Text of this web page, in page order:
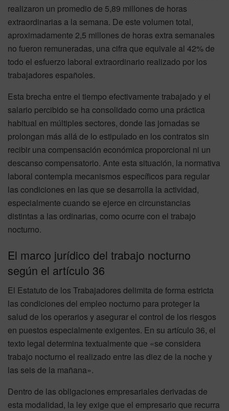
realizaron un promedio de 5,89 millones de horas
extraordinarias a la semana. De este volumen total,
aproximadamente 2,5 millones de horas extra semanales
no fueron remuneradas, una cifra que equivale al 42% de
todo el esfuerzo laboral extraordinario realizado por los
trabajadores españoles.
Esta brecha entre el tiempo efectivamente trabajado y el
salario percibido se ha consolidado como una práctica
habitual en múltiples sectores, donde las jornadas se
prolongan más allá de lo estipulado en los contratos sin
recibir una compensación económica proporcional ni un
descanso compensatorio. Ante esta situación, la normativa
laboral contempla mecanismos específicos para regular
las condiciones en las que se desarrolla la actividad,
especialmente cuando se ejerce en circunstancias
distintas a las ordinarias, como ocurre con el trabajo
nocturno.
El marco jurídico del trabajo nocturno
según el artículo 36
El Estatuto de los Trabajadores delimita de forma estricta
las condiciones del empleo nocturno para proteger la
salud de los operarios y asegurar el control de los riesgos
en puestos especialmente exigentes. En su artículo 36, el
texto legal determina textualmente que «se considera
trabajo nocturno el realizado entre las diez de la noche y
las seis de la mañana».
Dentro de las obligaciones empresariales derivadas de
esta modalidad, la ley exige que el empresario que recurra